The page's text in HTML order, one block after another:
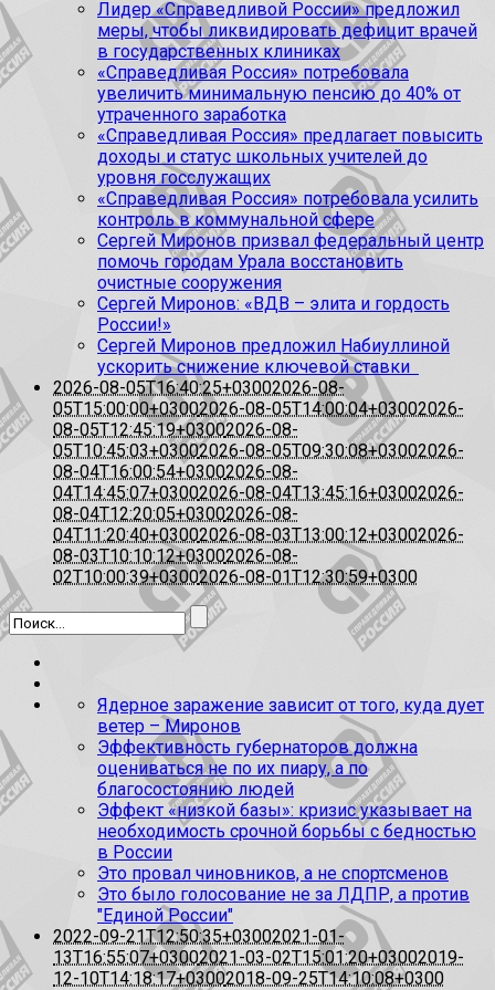
Лидер «Справедливой России» предложил
меры, чтобы ликвидировать дефицит врачей
в государственных клиниках
«Справедливая Россия» потребовала
увеличить минимальную пенсию до 40% от
утраченного заработка
«Справедливая Россия» предлагает повысить
доходы и статус школьных учителей до
уровня госслужащих
«Справедливая Россия» потребовала усилить
контроль в коммунальной сфере
Сергей Миронов призвал федеральный центр
помочь городам Урала восстановить
очистные сооружения
Сергей Миронов: «ВДВ – элита и гордость
России!»
Сергей Миронов предложил Набиуллиной
ускорить снижение ключевой ставки
2026-08-05T16:40:25+03002026-08-
05T15:00:00+03002026-08-05T14:00:04+03002026-
08-05T12:45:19+03002026-08-
05T10:45:03+03002026-08-05T09:30:08+03002026-
08-04T16:00:54+03002026-08-
04T14:45:07+03002026-08-04T13:45:16+03002026-
08-04T12:20:05+03002026-08-
04T11:20:40+03002026-08-03T13:00:12+03002026-
08-03T10:10:12+03002026-08-
02T10:00:39+03002026-08-01T12:30:59+0300
Ядерное заражение зависит от того, куда дует
ветер – Миронов
Эффективность губернаторов должна
оцениваться не по их пиару, а по
благосостоянию людей
Эффект «низкой базы»: кризис указывает на
необходимость срочной борьбы с бедностью
в России
Это провал чиновников, а не спортсменов
Это было голосование не за ЛДПР, а против
"Единой России"
2022-09-21T12:50:35+03002021-01-
13T16:55:07+03002021-03-02T15:01:20+03002019-
12-10T14:18:17+03002018-09-25T14:10:08+0300